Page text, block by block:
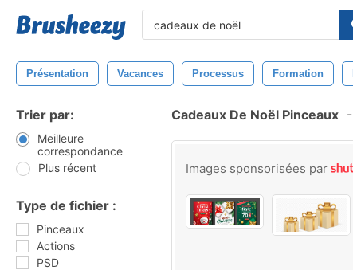
Présentation Vacances Processus Formation
Trier par:
Meilleure
correspondance
Plus récent
Type de fichier :
Pinceaux
Actions
PSD
Cadeaux De Noël Pinceaux -
Images sponsorisées par